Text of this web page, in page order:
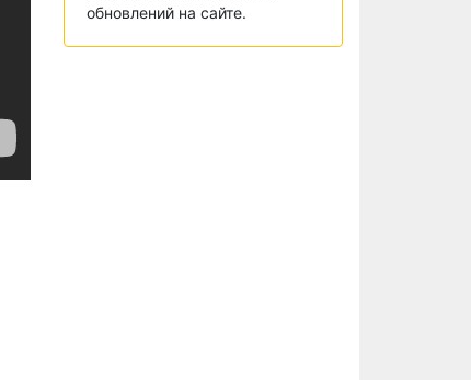
обновлений на сайте.